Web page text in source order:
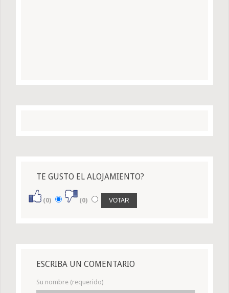
TE GUSTO EL ALOJAMIENTO?
(0) (0)
ESCRIBA UN COMENTARIO
Su nombre (requerido)